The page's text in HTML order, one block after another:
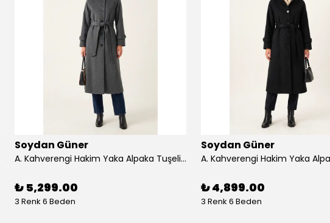
Soydan Güner
A. Kahverengi Hakim Yaka Alpaka Tuşeli Reglan Kol Kuşaklı 128 cm Uzun Kaban 2400 - antrasit
₺ 5,299.00
3 Renk 6 Beden
Soydan Güner
₺ 4,899.00
3 Renk 6 Beden